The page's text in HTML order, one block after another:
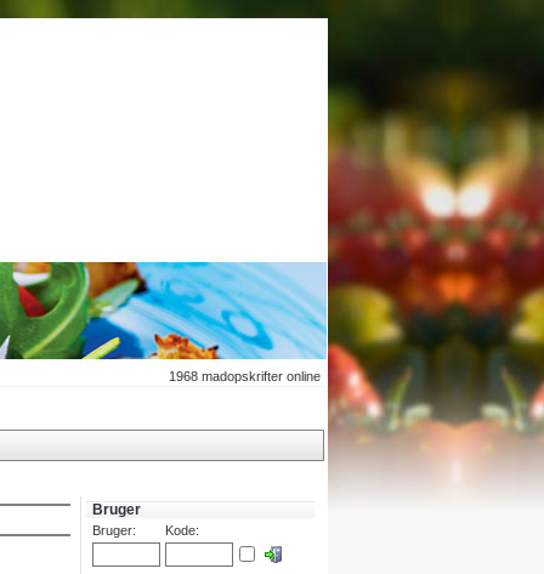
1968 madopskrifter online
Bruger
Bruger: Kode: